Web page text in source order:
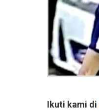
Ikuti kami di